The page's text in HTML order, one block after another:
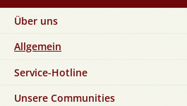
Über uns
Allgemein
Service-Hotline
Unsere Communities